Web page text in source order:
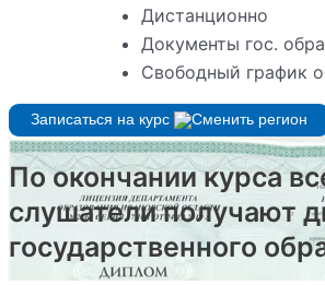
Дистанционно
Документы гос.
Свободный график
Записаться на курс
По окончании курса
слушатели получают
государственного